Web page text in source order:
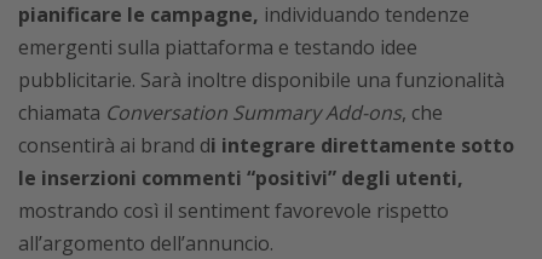
pianificare le campagne, individuando tendenze
emergenti sulla piattaforma e testando idee
pubblicitarie. Sarà inoltre disponibile una funzionalità
chiamata Conversation Summary Add-ons, che
consentirà ai brand di integrare direttamente sotto
le inserzioni commenti “positivi” degli utenti,
mostrando così il sentiment favorevole rispetto
all’argomento dell’annuncio.